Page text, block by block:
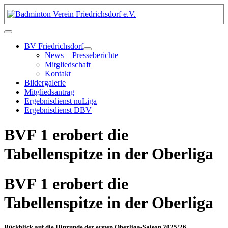
BV Friedrichsdorf
News + Presseberichte
Mitgliedschaft
Kontakt
Bildergalerie
Mitgliedsantrag
Ergebnisdienst nuLiga
Ergebnisdienst DBV
BVF 1 erobert die
Tabellenspitze in der Oberliga
BVF 1 erobert die
Tabellenspitze in der Oberliga